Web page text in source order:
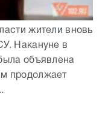
жители вновь
Накануне в
объявлена
продолжает